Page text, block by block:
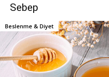
Sebep
Beslenme & Diyet